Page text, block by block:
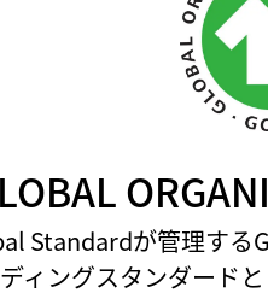
Standardが管理する
ィングスタンダード